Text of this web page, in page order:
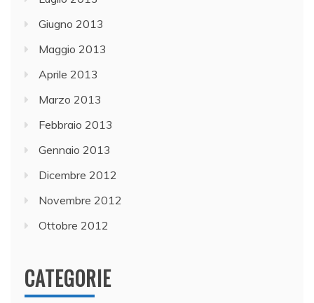
Giugno 2013
Maggio 2013
Aprile 2013
Marzo 2013
Febbraio 2013
Gennaio 2013
Dicembre 2012
Novembre 2012
Ottobre 2012
CATEGORIE